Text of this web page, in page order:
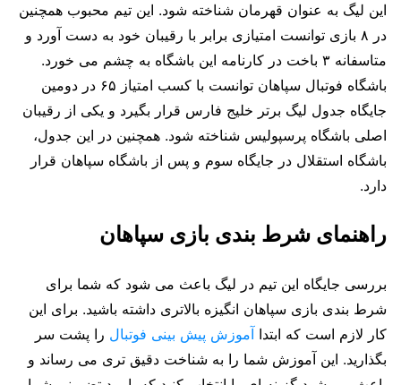
این لیگ به عنوان قهرمان شناخته شود. این تیم محبوب همچنین
در ۸ بازی توانست امتیازی برابر با رقیبان خود به دست آورد و
متاسفانه ۳ باخت در کارنامه این باشگاه به چشم می خورد.
باشگاه فوتبال سپاهان توانست با کسب امتیاز ۶۵ در دومین
جایگاه جدول لیگ برتر خلیج فارس قرار بگیرد و یکی از رقیبان
اصلی باشگاه پرسپولیس شناخته شود. همچنین در این جدول،
باشگاه استقلال در جایگاه سوم و پس از باشگاه سپاهان قرار
دارد.
راهنمای شرط بندی بازی سپاهان
بررسی جایگاه این تیم در لیگ باعث می شود که شما برای
شرط بندی بازی سپاهان انگیزه بالاتری داشته باشید. برای این
کار لازم است که ابتدا آموزش پیش بینی فوتبال را پشت سر
بگذارید. این آموزش شما را به شناخت دقیق تری می رساند و